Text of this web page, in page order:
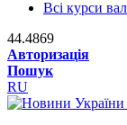
Всі курси
44.4869
Авторизація
Пошук
RU